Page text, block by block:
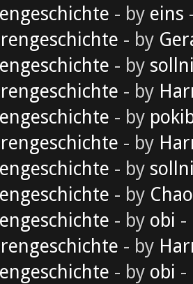
- by eins
- by
- by
- by
- by
- by
- by
- by
- by obi -
- by
- by obi -